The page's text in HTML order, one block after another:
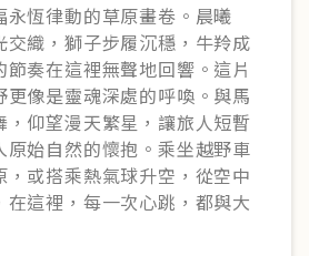
永恆律動的草原畫卷。晨曦
交織，獅子步履沉穩，牛羚成
奏在這裡無聲地回響。這片
更像是靈魂深處的呼喚。與馬
，仰望漫天繁星，讓旅人短暫
原始自然的懷抱。乘坐越野車
，或搭乘熱氣球升空，從空中
在這裡，每一次心跳，都與大